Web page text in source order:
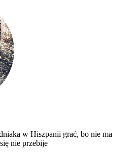
w Hiszpanii grać, bo nie ma
nie przebije